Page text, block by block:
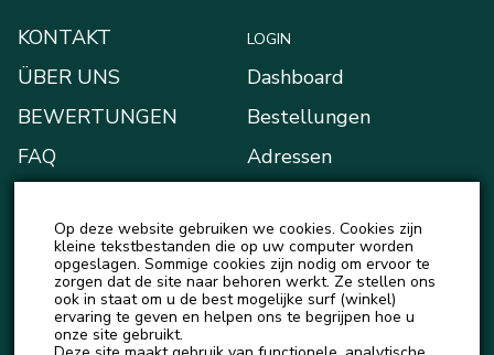
KONTAKT
ÜBER UNS
BEWERTUNGEN
FAQ
NEUIGKEITEN
LOGIN
Dashboard
Bestellungen
Adressen
Mein Portemonnaie
Kontodetails
Ausloggen
Op deze website gebruiken we cookies. Cookies zijn
kleine tekstbestanden die op uw computer worden
opgeslagen. Sommige cookies zijn nodig om ervoor te
zorgen dat de site naar behoren werkt. Ze stellen ons
ook in staat om u de best mogelijke surf (winkel)
ervaring te geven en helpen ons te begrijpen hoe u
onze site gebruikt.